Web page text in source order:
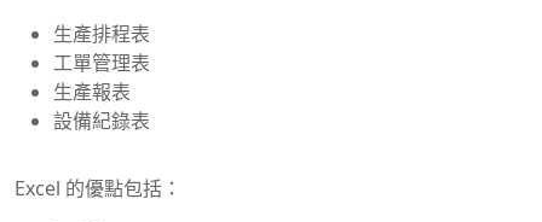
生產排程表
工單管理表
生產報表
設備紀錄表
Excel 的優點包括：